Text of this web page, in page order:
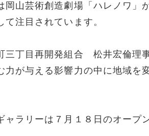
岡山芸術創造劇場「ハレノワ」
て注目されています。
三丁目再開発組合 松井宏倫理
力が与える影響力の中に地域
ャラリーは７月１８日のオープ